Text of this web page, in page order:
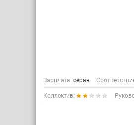
Зарплата: серая
Коллектив: